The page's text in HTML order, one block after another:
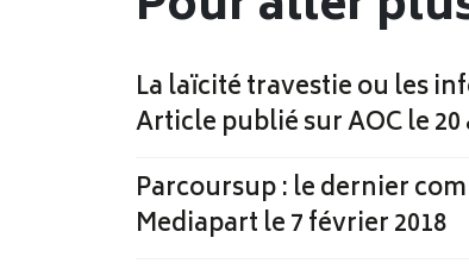
La laïcité travestie ou les
Article publié sur AOC le 20
Parcoursup : le dernier
Mediapart le 7 février 2018